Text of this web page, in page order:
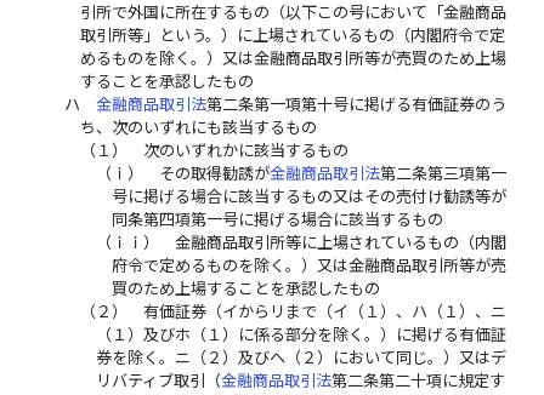
引所で外国に所在するもの（以下この号において「金融商品
取引所等」という。）に上場されているもの（内閣府令で定
めるものを除く。）又は金融商品取引所等が売買のため上場
することを承認したもの
ハ
金融商品取引法第二条第一項第十号に掲げる有価証券のう
ち、次のいずれにも該当するもの
（１）
次のいずれかに該当するもの
（ｉ）
その取得勧誘が金融商品取引法第二条第三項第一
号に掲げる場合に該当するもの又はその売付け勧誘等が
同条第四項第一号に掲げる場合に該当するもの
（ｉｉ）
金融商品取引所等に上場されているもの（内閣
府令で定めるものを除く。）又は金融商品取引所等が売
買のため上場することを承認したもの
（２）
有価証券（イからリまで（イ（１）、ハ（１）、ニ
（１）及びホ（１）に係る部分を除く。）に掲げる有価証
券を除く。ニ（２）及びヘ（２）において同じ。）又はデ
リバティブ取引（金融商品取引法第二条第二十項に規定す